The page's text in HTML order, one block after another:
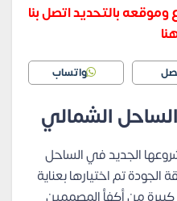
بالتحديد اتصل بنا
واتساب
الشمالي
الجديد في الساحل
تم اختيارها بعناية